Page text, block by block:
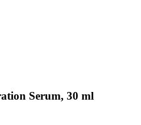
Serum, 30 ml